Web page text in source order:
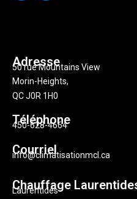
Adresse
50 rue Mountains View
Morin-Heights,
QCJ0R 1H0
Téléphone
450-628-4664
Courriel
info@climatisationmcl.ca
Chauffage
Laurentides